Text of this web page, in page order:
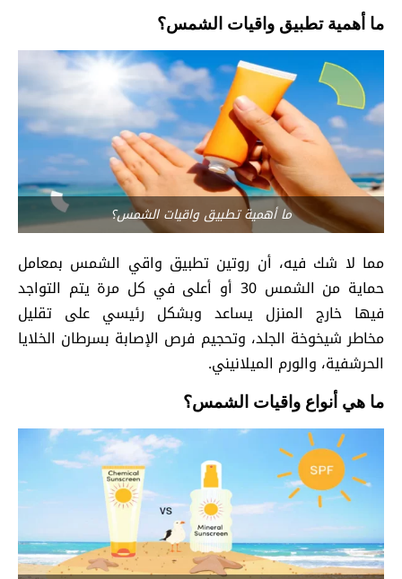
ما أهمية تطبيق واقيات الشمس؟
ما أهمية تطبيق واقيات الشمس؟
مما لا شك فيه، أن روتين تطبيق واقي الشمس بمعامل
حماية من الشمس 30 أو أعلى في كل مرة يتم التواجد
فيها خارج المنزل يساعد وبشكل رئيسي على تقليل
مخاطر شيخوخة الجلد، وتحجيم فرص الإصابة بسرطان الخلايا
الحرشفية، والورم الميلانيني.
ما هي أنواع واقيات الشمس؟